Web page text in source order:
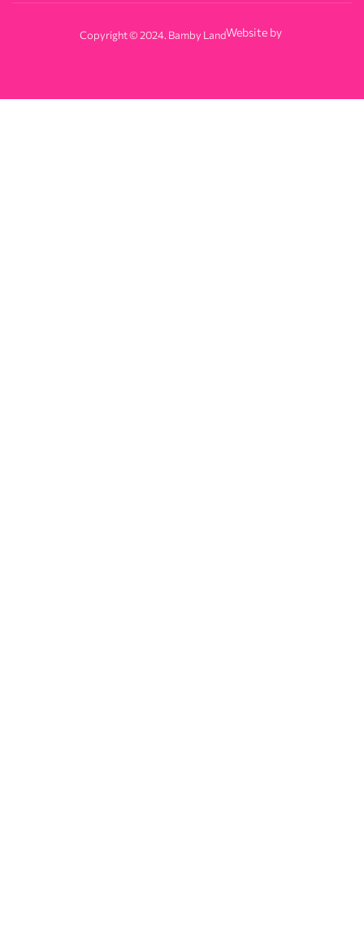
Copyright © 2024. Bamby LandWebsite by